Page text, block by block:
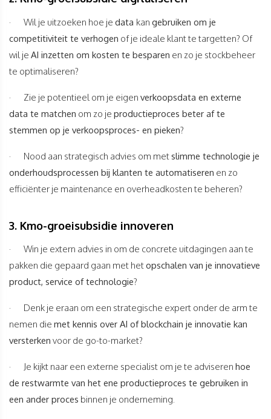
· Wil je uitzoeken hoe je data kan gebruiken om je
competitiviteit te verhogen of je ideale klant te targetten? Of
wil je AI inzetten om kosten te besparen en zo je stockbeheer
te optimaliseren?
· Zie je potentieel om je eigen verkoopsdata en externe
data te matchen om zo je productieproces beter af te
stemmen op je verkoopsproces- en pieken?
· Nood aan strategisch advies om metslimme technologie je
onderhoudsprocessen bij klanten te automatiseren en zo
efficiënter je maintenance en overheadkosten te beheren?
3. Kmo-groeisubsidie innoveren
· Win je extern advies in om de concrete uitdagingen aan te
pakken die gepaard gaan met hetopschalen van je innovatieve
product, service of technologie?
· Denk je eraan om een strategische expert onder de arm te
nemen die met kennis over AI of blockchain je innovatie kan
versterken voor de go-to-market?
· Je kijkt naar een externe specialist om je te adviseren hoe
de restwarmte van het ene productieproces te gebruiken in
een ander proces binnen je onderneming.